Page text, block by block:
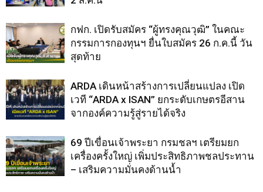
กฟก. เปิดรับสมัคร “ผู้ทรงคุณวุฒิ” ในคณะ
กรรมการกองทุนฯ ยื่นใบสมัคร 26 ก.ค.นี้ วัน
สุดท้าย
ARDA เดินหน้าสร้างการเปลี่ยนแปลง เปิด
เวที “ARDA x ISAN” ยกระดับเกษตรอีสาน
จากองค์ความรู้สู่รายได้จริง
69 ปีเขื่อนเจ้าพระยา กรมชลฯ เตรียมยก
เครื่องครั้งใหญ่ เพิ่มประสิทธิภาพชลประทาน
– เสริมความมั่นคงด้านน้ำ